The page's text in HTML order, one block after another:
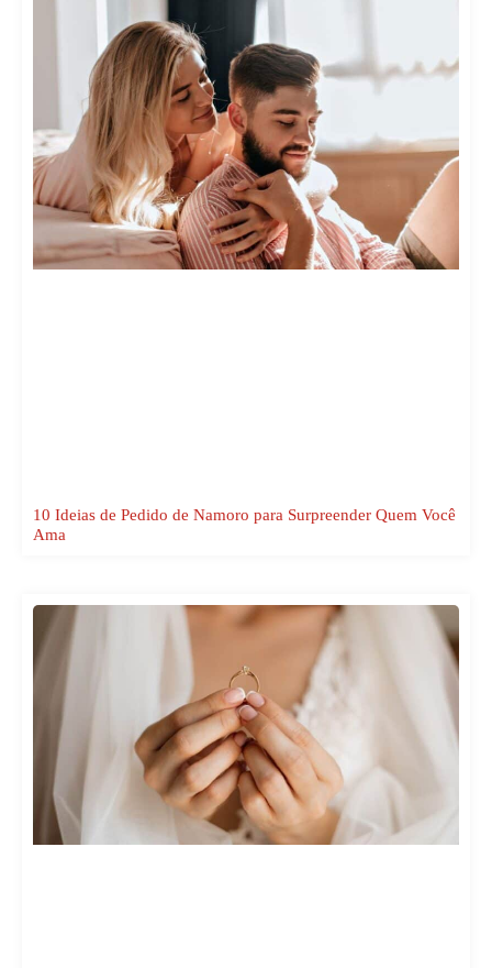
10 Ideias de Pedido de Namoro para Surpreender Quem Você
Ama